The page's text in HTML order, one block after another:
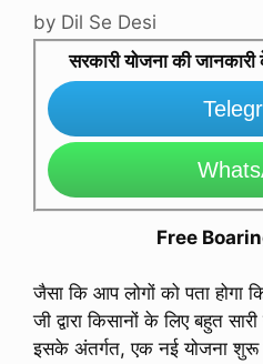
by Dil Se Desi
सरकारी योजना की
Free
जैसा कि आप लोगों को पता होगा
जी द्वारा किसानों के लिए बहुत
इसके अंतर्गत, एक नई योजना शुरू